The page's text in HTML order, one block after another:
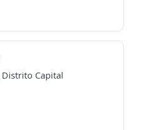
Distrito Capital